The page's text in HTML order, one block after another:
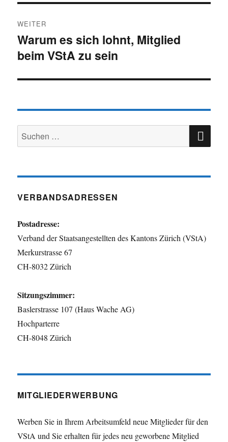
WEITER
Nächster
Beitrag:
Warum es sich lohnt, Mitglied
beim VStA zu sein
Suchen
nach:
VERBANDSADRESSEN
Postadresse:
Verband der Staatsangestellten des Kantons Zürich (VStA)
Merkurstrasse 67
CH-8032 Zürich
Sitzungszimmer:
Baslerstrasse 107 (Haus Wache AG)
Hochparterre
CH-8048 Zürich
MITGLIEDERWERBUNG
Werben Sie in Ihrem Arbeitsumfeld neue Mitglieder für den
VStA und Sie erhalten für jedes neu geworbene Mitglied